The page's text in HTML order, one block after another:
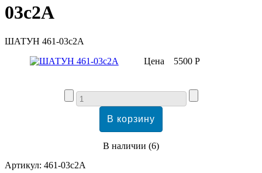
03с2А
ШАТУН 461-03с2А
Цена
5500 Р
В наличии (6)
Артикул: 461-03с2А